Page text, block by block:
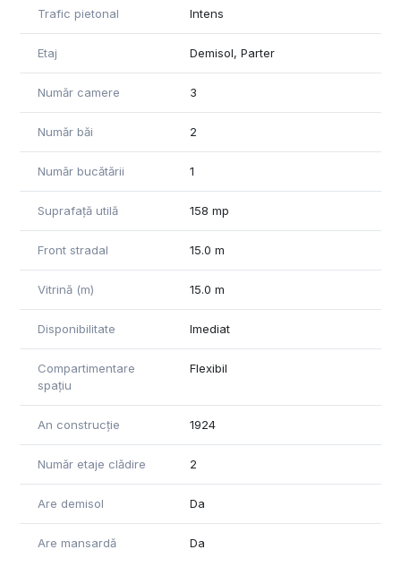
Commercial space for rent
-Suitable for various types of activities
-ISU approved
-Street frontage: 15 m
-Available immediately
Rent: €3,500/month
Trafic pietonal Intens
Etaj Demisol, Parter
Număr camere 3
Număr băi 2
Număr bucătării 1
Suprafață utilă 158 mp
Front stradal 15.0 m
Vitrină (m) 15.0 m
Disponibilitate Imediat
Compartimentare
spațiu
Flexibil
An construcție 1924
Număr etaje clădire 2
Are demisol Da
Are mansardă Da